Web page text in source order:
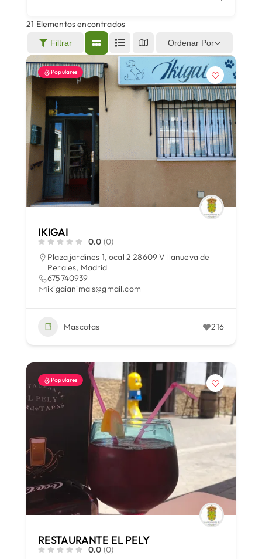
Áreas
Sede Electrónica
Contacto
Buscar:
21 Elementos encontrados
Filtrar Ordenar Por
Populares
IKIGAI
0.0 (0)
Plaza jardines 1,local 2 28609 Villanueva de
Perales, Madrid
675740939
ikigaianimals@gmail.com
Mascotas 216
Populares
RESTAURANTE EL PELY
0.0 (0)